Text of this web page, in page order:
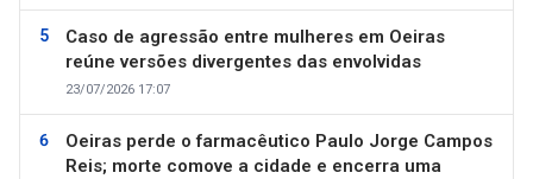
Caso de agressão entre mulheres em Oeiras
reúne versões divergentes das envolvidas
23/07/2026 17:07
Oeiras perde o farmacêutico Paulo Jorge Campos
Reis; morte comove a cidade e encerra uma